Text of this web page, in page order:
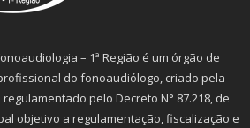
– 1ª Região é um órgão de
do fonoaudiólogo, criado pela
regulamentado pelo Decreto N° 87.218, de
objetivo a regulamentação, fiscalização e